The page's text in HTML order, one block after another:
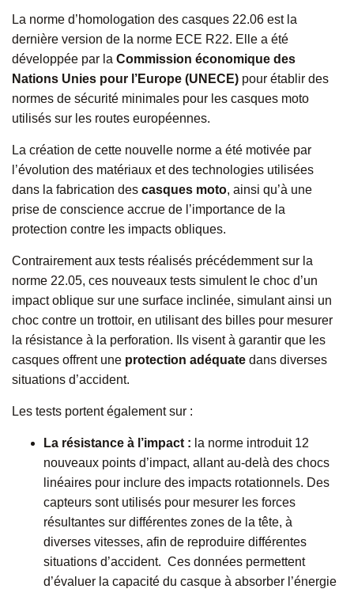
La norme d’homologation des casques 22.06 est la
dernière version de la norme ECE R22. Elle a été
développée par la Commission économique des
Nations Unies pour l’Europe (UNECE) pour établir des
normes de sécurité minimales pour les casques moto
utilisés sur les routes européennes.
La création de cette nouvelle norme a été motivée par
l’évolution des matériaux et des technologies utilisées
dans la fabrication des casques moto, ainsi qu’à une
prise de conscience accrue de l’importance de la
protection contre les impacts obliques.
Contrairement aux tests réalisés précédemment sur la
norme 22.05, ces nouveaux tests simulent le choc d’un
impact oblique sur une surface inclinée, simulant ainsi un
choc contre un trottoir, en utilisant des billes pour mesurer
la résistance à la perforation. Ils visent à garantir que les
casques offrent une protection adéquate dans diverses
situations d’accident.
Les tests portent également sur :
La résistance à l’impact : la norme introduit 12
nouveaux points d’impact, allant au-delà des chocs
linéaires pour inclure des impacts rotationnels. Des
capteurs sont utilisés pour mesurer les forces
résultantes sur différentes zones de la tête, à
diverses vitesses, afin de reproduire différentes
situations d’accident. Ces données permettent
d’évaluer la capacité du casque à absorber l’énergie